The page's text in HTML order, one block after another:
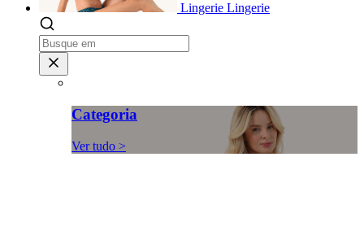
Lingerie Lingerie
Categoria
Ver tudo >